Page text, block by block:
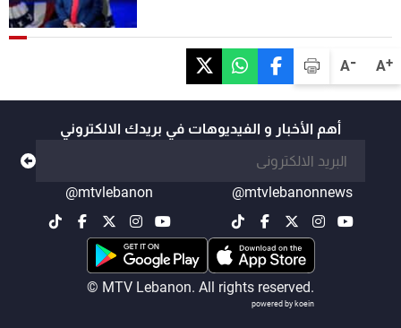
A+
A-
أهم الأخبار و الفيديوهات في بريدك الالكتروني
@mtvlebanonnews
@mtvlebanon
© MTV Lebanon. All rights reserved.
powered by koein